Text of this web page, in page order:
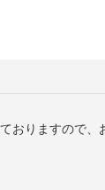
おりますので、